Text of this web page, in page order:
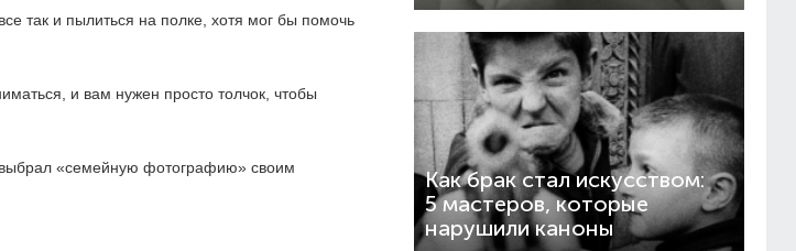
так и пылиться на полке, хотя мог бы помочь
и вам нужен просто толчок, чтобы
выбрал «семейную фотографию» своим
Как брак стал искусством:
5 мастеров, которые
нарушили каноны